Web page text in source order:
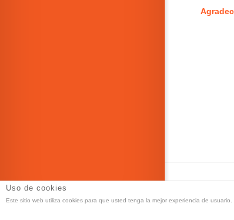
Uso de cookies
Este sitio web utiliza cookies para que usted tenga la mejor experiencia de